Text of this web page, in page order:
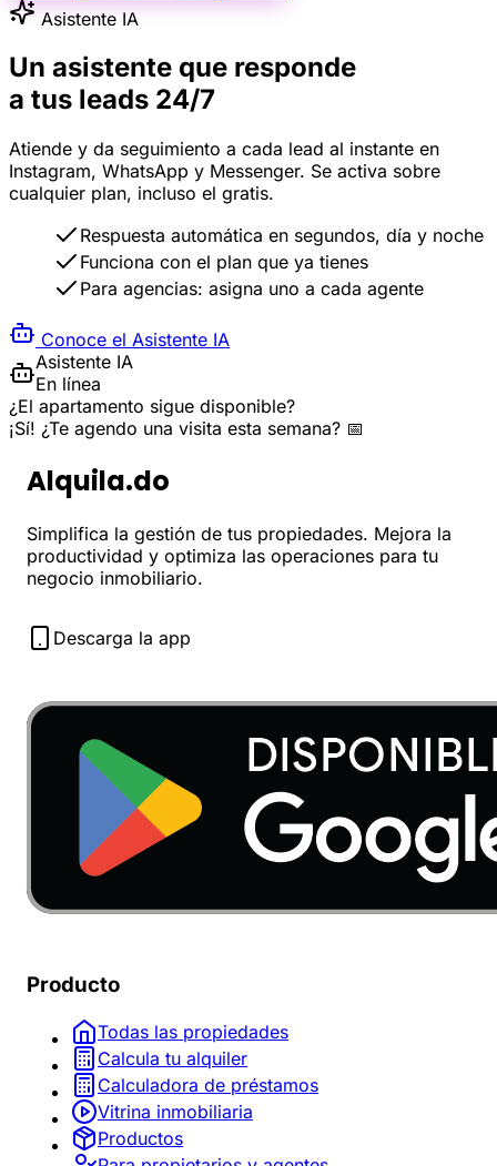
Asistente IA
Un asistente que responde
a tus leads 24/7
Atiende y da seguimiento a cada lead al instante en
Instagram, WhatsApp y Messenger. Se activa sobre
cualquier plan, incluso el gratis.
Respuesta automática en segundos, día y noche
Funciona con el plan que ya tienes
Para agencias: asigna uno a cada agente
Conoce el Asistente IA
Asistente IA
En línea
¿El apartamento sigue disponible?
¡Sí! ¿Te agendo una visita esta semana? 📅
Alquila.do
Simplifica la gestión de tus propiedades. Mejora la
productividad y optimiza las operaciones para tu
negocio inmobiliario.
Descarga la app
Producto
Todas las propiedades
Calcula tu alquiler
Calculadora de préstamos
Vitrina inmobiliaria
Productos